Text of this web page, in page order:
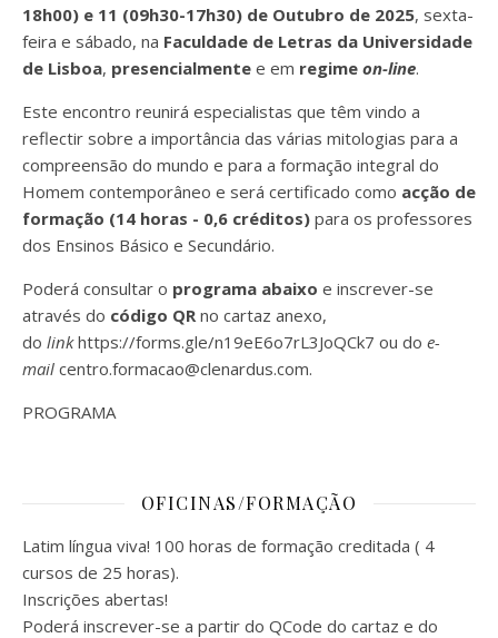
18h00) e 11 (09h30-17h30) de Outubro de 2025, sexta-
feira e sábado, na Faculdade de Letras da Universidade
de Lisboa, presencialmente e em regime on-line.
Este encontro reunirá especialistas que têm vindo a
reflectir sobre a importância das várias mitologias para a
compreensão do mundo e para a formação integral do
Homem contemporâneo e será certificado como acção de
formação (14 horas - 0,6 créditos) para os professores
dos Ensinos Básico e Secundário.
Poderá consultar o programa abaixo e inscrever-se
através do código QRno cartaz anexo,
do linkhttps://forms.gle/n19eE6o7rL3JoQCk7 ou do e-
mail centro.formacao@clenardus.com.
PROGRAMA
OFICINAS/FORMAÇÃO
Latim língua viva! 100 horas de formação creditada ( 4
cursos de 25 horas).
Inscrições abertas!
Poderá inscrever-se a partir do QCode do cartaz e do